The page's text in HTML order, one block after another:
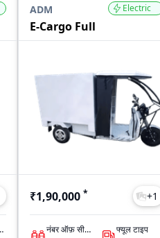
ADM
E-Cargo Full
Electric
₹1,90,000 * +1
नंबर ऑफ़ सीट्स
फ्यूल टाइप